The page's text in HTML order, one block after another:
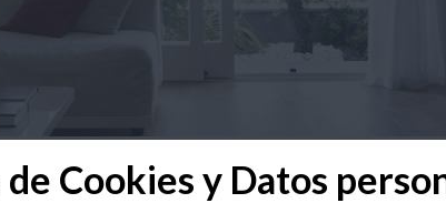
Cookies y Datos